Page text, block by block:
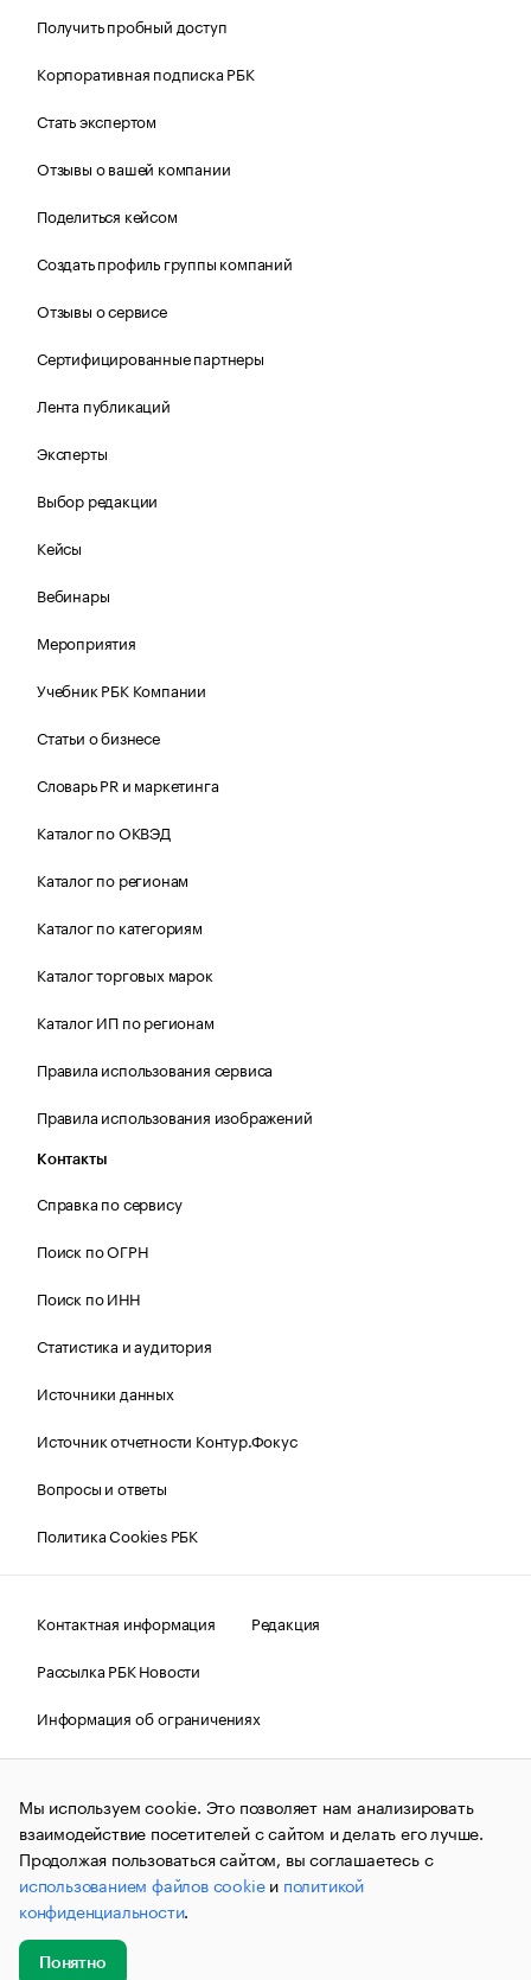
Получить пробный доступ
Корпоративная подписка РБК
Стать экспертом
Отзывы о вашей компании
Поделиться кейсом
Создать профиль группы компаний
Отзывы о сервисе
Сертифицированные партнеры
Лента публикаций
Эксперты
Выбор редакции
Кейсы
Вебинары
Мероприятия
Учебник РБК Компании
Статьи о бизнесе
Словарь PR и маркетинга
Каталог по ОКВЭД
Каталог по регионам
Каталог по категориям
Каталог торговых марок
Каталог ИП по регионам
Правила использования сервиса
Правила использования изображений
Контакты
Справка по сервису
Поиск по ОГРН
Поиск по ИНН
Статистика и аудитория
Источники данных
Источник отчетности Контур.Фокус
Вопросы и ответы
Политика Cookies РБК
Контактная информация
Редакция
Рассылка РБК Новости
Информация об ограничениях
Правовая информация
О соблюдении авторских прав
© АО «РОСБИЗНЕСКОНСАЛТИНГ»,1995–2026.Сообщения
и материалы информационного агентства «РБК»
(зарегистрировано Федеральной службой по надзору в сфере
связи, информационных технологий и массовых
коммуникаций (Роскомнадзор) 09.12.2015 за номером ИА
№ФС77-63848) сопровождаются пометкой «РБК». Отдельные
публикации могут содержать информацию,
не предназначенную для пользователей
до 18 лет.
Мы используем cookie. Это позволяет нам анализировать
взаимодействие посетителей с сайтом и делать его лучше.
Продолжая пользоваться сайтом, вы соглашаетесь с
использованием файлов cookieи политикой
конфиденциальности.
Понятно